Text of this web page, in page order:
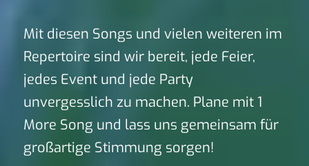
Mit diesen Songs und vielen weiteren im
Repertoire sind wir bereit, jede Feier,
jedes Event und jede Party
unvergesslich zu machen. Plane mit 1
More Song und lass uns gemeinsam für
großartige Stimmung sorgen!